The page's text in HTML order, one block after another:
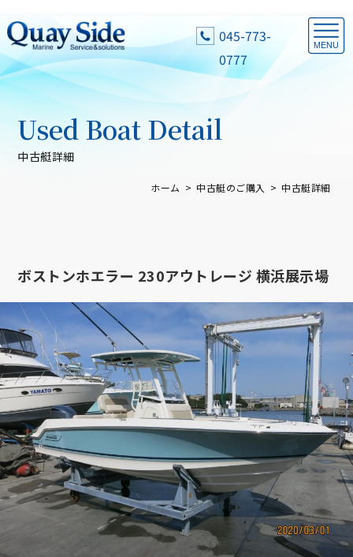
045-773-
0777
中古艇詳細
Used Boat Detail
ホーム 中古艇のご購入 中古艇詳細
ボストンホエラー 230アウトレージ 横浜展示場